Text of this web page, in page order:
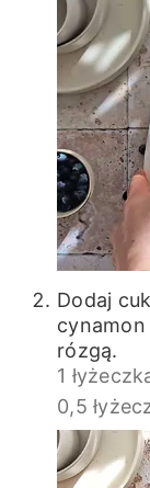
Dodaj
cynamon
rózgą.
1
0,5